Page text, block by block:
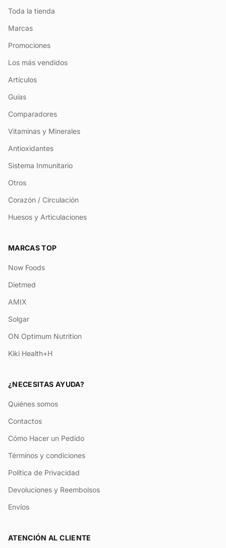
Toda la tienda
Marcas
Promociones
Los más vendidos
Artículos
Guías
Comparadores
Vitaminas y Minerales
Antioxidantes
Sistema Inmunitario
Otros
Corazón / Circulación
Huesos y Articulaciones
MARCAS TOP
Now Foods
Dietmed
AMIX
Solgar
ON Optimum Nutrition
Kiki Health+H
¿NECESITAS AYUDA?
Quiénes somos
Contactos
Cómo Hacer un Pedido
Términos y condiciones
Política de Privacidad
Devoluciones y Reembolsos
Envíos
ATENCIÓN AL CLIENTE